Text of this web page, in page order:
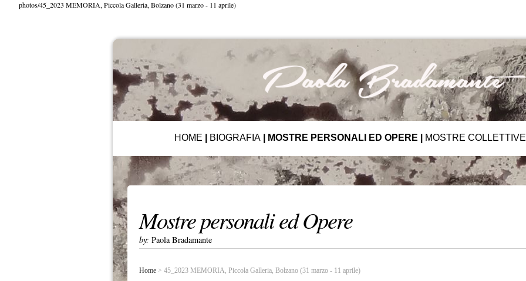
photos/45_2023 MEMORIA, Piccola Galleria, Bolzano (31 marzo - 11 aprile)
HOME BIOGRAFIA MOSTRE PERSONALI ED OPERE MOSTRE COLLETTIVE
Mostre personali ed Opere
by: Paola Bradamante
Home > 45_2023 MEMORIA, Piccola Galleria, Bolzano (31 marzo - 11 aprile)